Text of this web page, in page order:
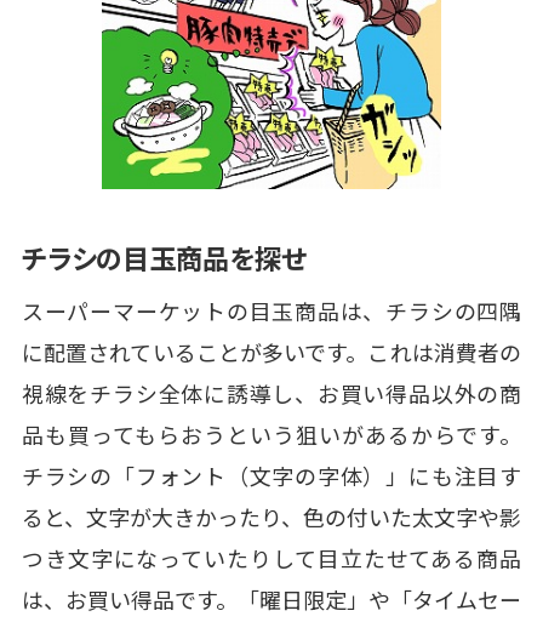
チラシの目玉商品を探せ
スーパーマーケットの目玉商品は、チラシの四隅
に配置されていることが多いです。これは消費者の
視線をチラシ全体に誘導し、お買い得品以外の商
品も買ってもらおうという狙いがあるからです。
チラシの「フォント（文字の字体）」にも注目す
ると、文字が大きかったり、色の付いた太文字や影
つき文字になっていたりして目立たせてある商品
は、お買い得品です。「曜日限定」や「タイムセー